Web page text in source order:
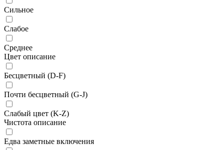
Сильное
Слабое
Среднее
Цвет описание
Бесцветный (D-F)
Почти бесцветный (G-J)
Слабый цвет (K-Z)
Чистота описание
Едва заметные включения